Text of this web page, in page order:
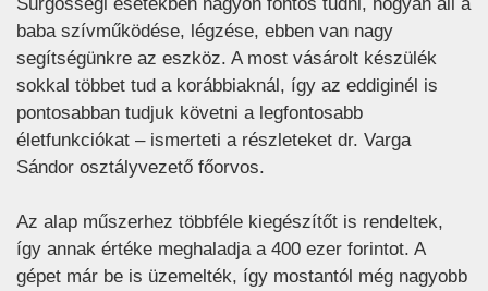
baba szívműködése, légzése, ebben van nagy
segítségünkre az eszköz. A most vásárolt készülék
sokkal többet tud a korábbiaknál, így az eddiginél is
pontosabban tudjuk követni a legfontosabb
életfunkciókat – ismerteti a részleteket dr. Varga
Sándor osztályvezető főorvos.
Az alap műszerhez többféle kiegészítőt is rendeltek,
így annak értéke meghaladja a 400 ezer forintot. A
gépet már be is üzemelték, így mostantól még nagyobb